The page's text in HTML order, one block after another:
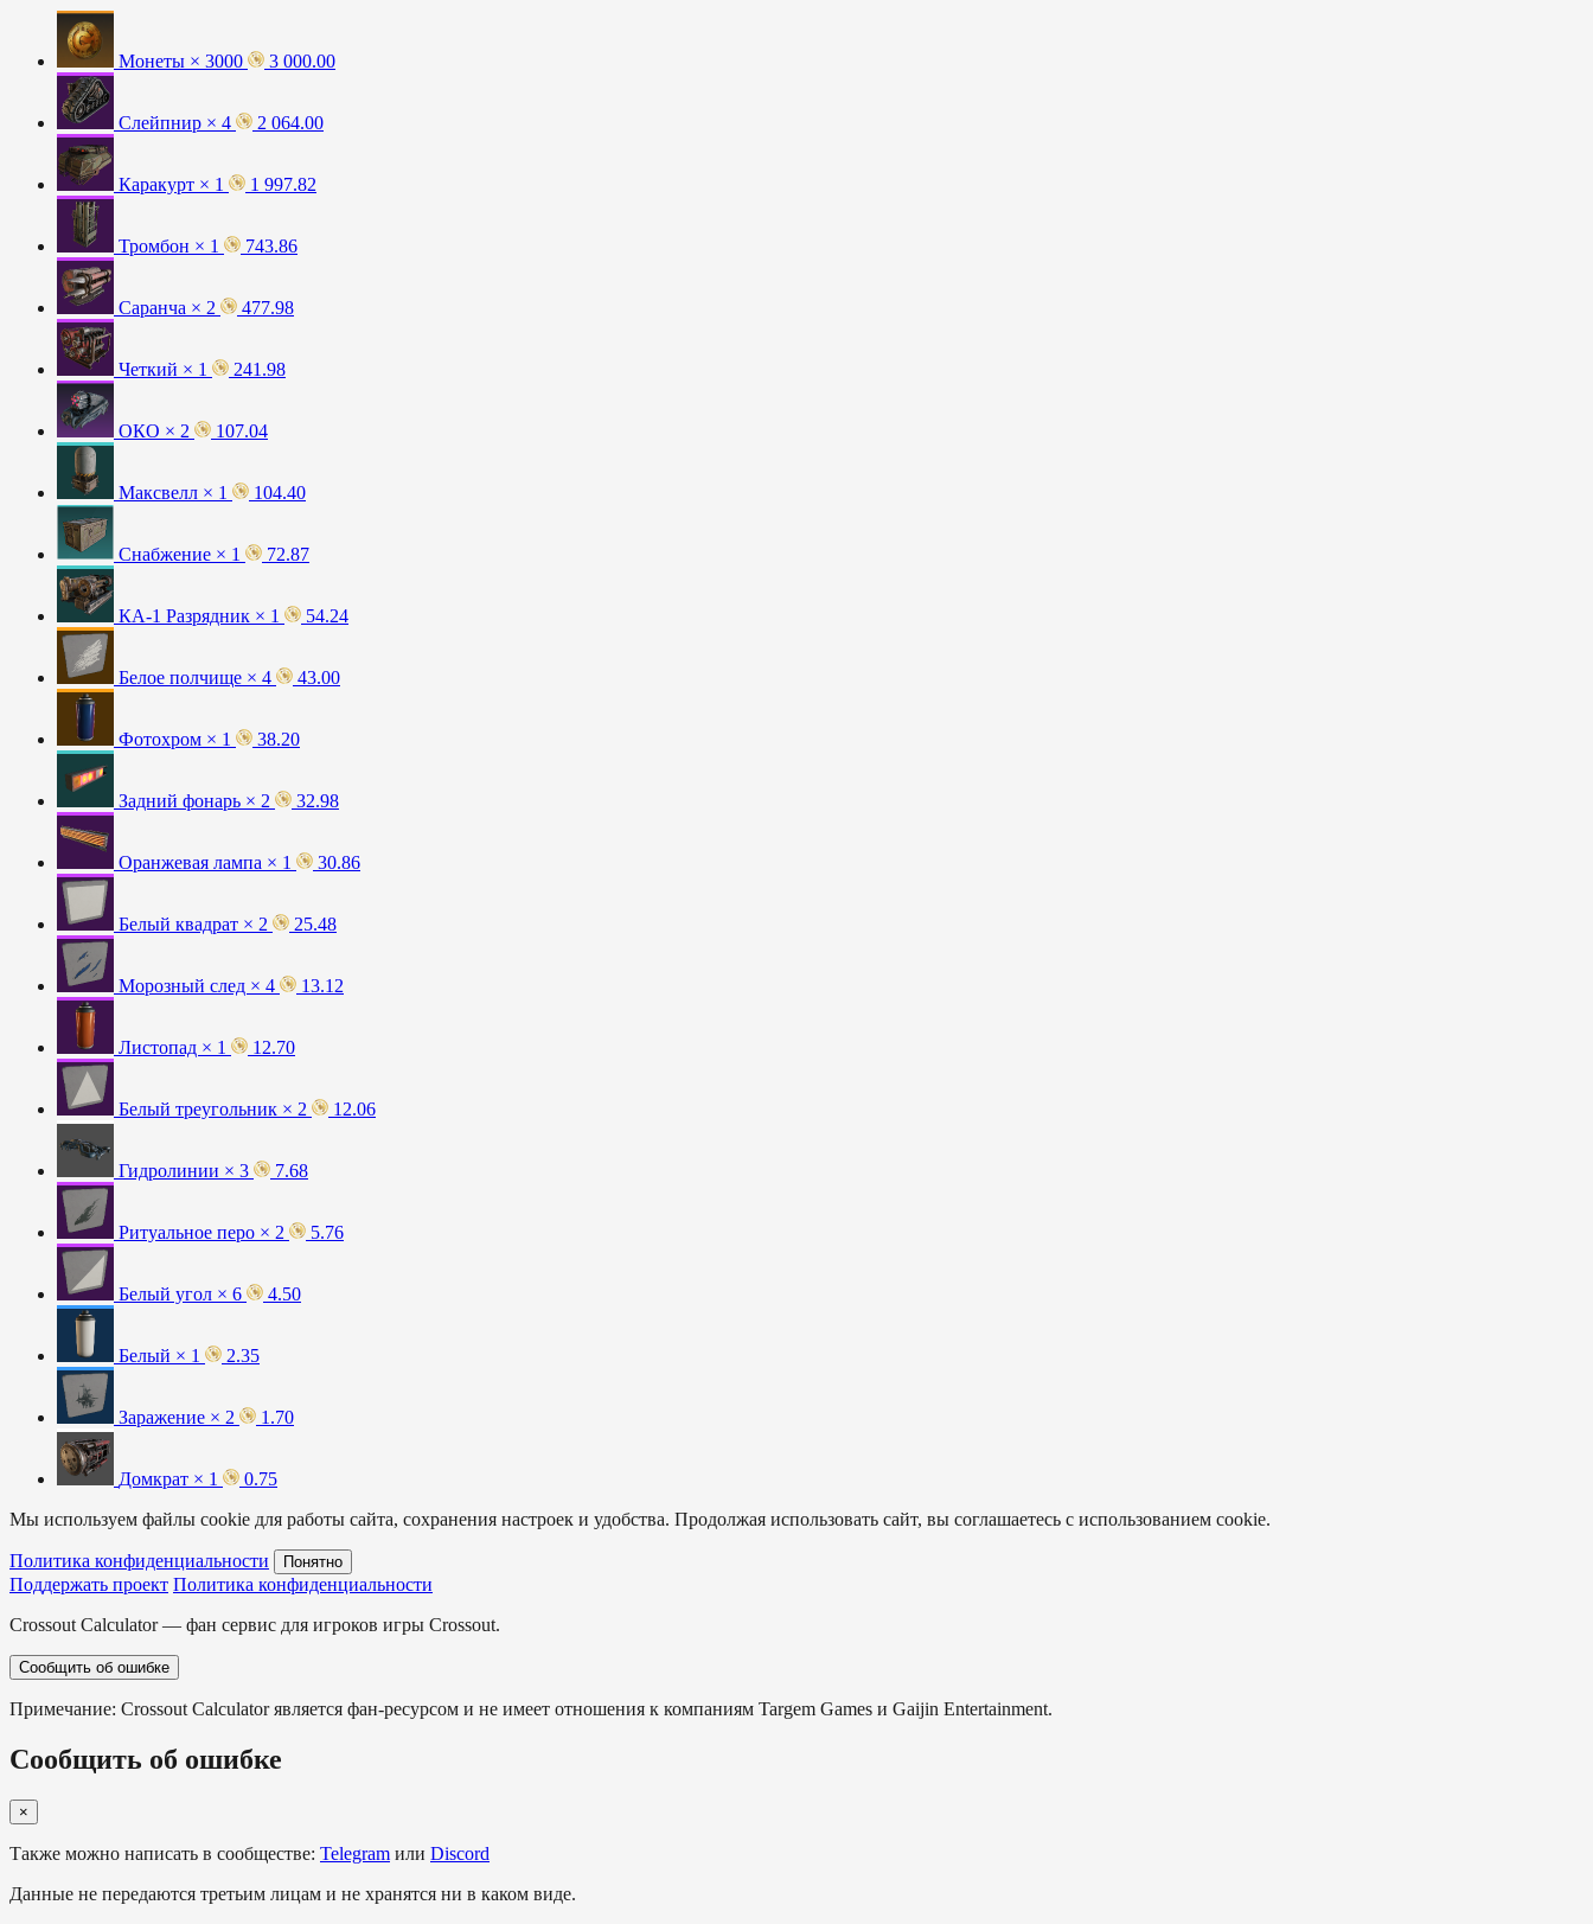
Монеты × 3000 3 000.00
Слейпнир × 4 2 064.00
Каракурт × 1 1 997.82
Тромбон × 1 743.86
Саранча × 2 477.98
Четкий × 1 241.98
ОКО × 2 107.04
Максвелл × 1 104.40
Снабжение × 1 72.87
КА-1 Разрядник × 1 54.24
Белое полчище × 4 43.00
Фотохром × 1 38.20
Задний фонарь × 2 32.98
Оранжевая лампа × 1 30.86
Белый квадрат × 2 25.48
Морозный след × 4 13.12
Листопад × 1 12.70
Белый треугольник × 2 12.06
Гидролинии × 3 7.68
Ритуальное перо × 2 5.76
Белый угол × 6 4.50
Белый × 1 2.35
Заражение × 2 1.70
Домкрат × 1
0.75
Мы используем файлы cookie для работы сайта, сохранения настроек и удобства. Продолжая использовать сайт, вы соглашаетесь с использованием cookie.
Политика конфиденциальности Понятно
Поддержать проект Политика конфиденциальности
Crossout Calculator — фан сервис для игроков игры Crossout.
Сообщить об ошибке
Примечание: Crossout Calculator является фан-ресурсом и не имеет отношения к компаниям Targem Games и Gaijin Entertainment.
Сообщить об ошибке
×
Также можно написать в сообществе: Telegram или Discord
Данные не передаются третьим лицам и не хранятся ни в каком виде.